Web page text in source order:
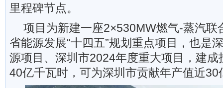
里程碑节点。
项目为新建一座2×530MW燃气-蒸汽联
省能源发展“十四五”规划重点项目，也是
源项目、深圳市2024年度重大项目，建
40亿千瓦时，可为深圳市贡献年产值近30